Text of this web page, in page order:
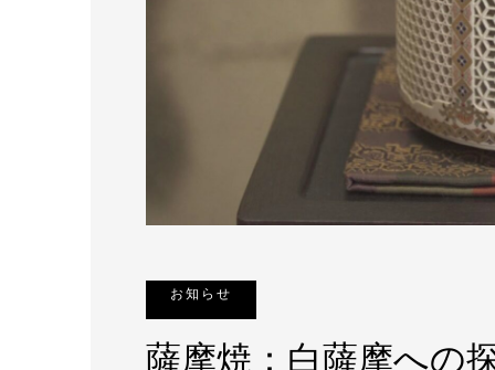
お知らせ
薩摩焼：白薩摩への